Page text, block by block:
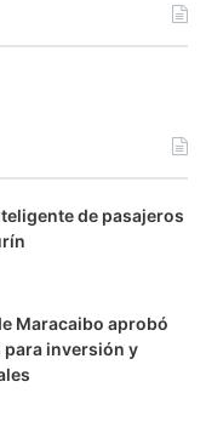
de pasajeros
Maracaibo aprobó
inversión y